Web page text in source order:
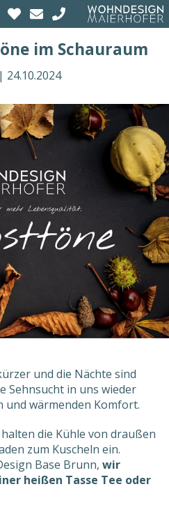
im Schauraum
24.10.2024
und die Nächte sind
Sehnsucht in uns wieder
und wärmenden Komfort.
die Kühle von draußen
zum Kuscheln ein.
Base Brunn, wir
heißen Tasse Tee oder